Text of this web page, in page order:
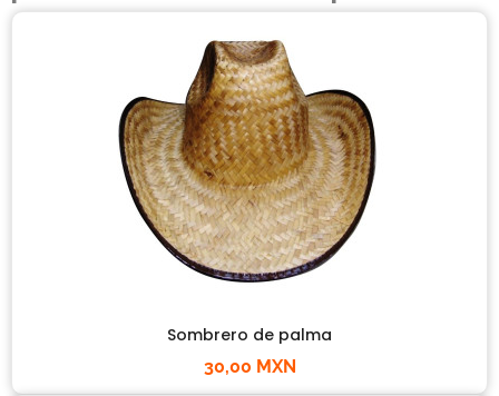
Sombrero de palma
30,00 MXN